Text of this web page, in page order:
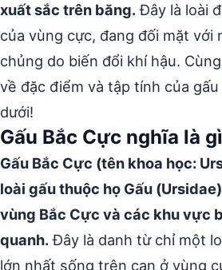
xuất sắc trên băng.Đây là loài
của vùng cực, đang đối mặt với
chủng do biến đổi khí hậu.
về đặc điểm và tập tính của
dưới!
Gấu Bắc Cực nghĩa là
Gấu Bắc Cực (tên khoa học:
loài gấu thuộc họ Gấu
vùng Bắc Cực và các khu vực
quanh.Đây là danh từ chỉ một
lớn nhất sống trên cạn ở vùng